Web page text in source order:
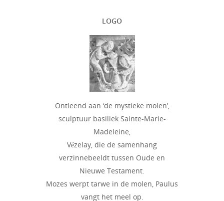
LOGO
Ontleend aan ‘de mystieke molen’,
sculptuur basiliek Sainte-Marie-
Madeleine,
Vézelay, die de samenhang
verzinnebeeldt tussen Oude en
Nieuwe Testament.
Mozes werpt tarwe in de molen, Paulus
vangt het meel op.